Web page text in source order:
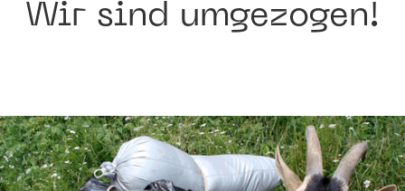
Wir sind umgezogen!